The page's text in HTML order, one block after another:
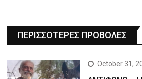
ΠΕΡΙΣΣΟΤΕΡΕΣ ΠΡΟΒΟΛΕΣ
October 31,